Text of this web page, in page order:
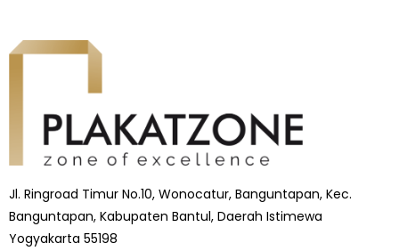
Jl. Ringroad Timur No.10, Wonocatur, Banguntapan, Kec.
Banguntapan, Kabupaten Bantul, Daerah Istimewa
Yogyakarta 55198